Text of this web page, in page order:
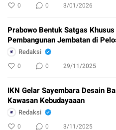
0 0 3/01/2026
Prabowo Bentuk Satgas
Pembangunan Jembatan di
Redaksi
0 0 29/11/2025
IKN Gelar Sayembara Desain
Kawasan Kebudayaaan
Redaksi
0 0 3/11/2025